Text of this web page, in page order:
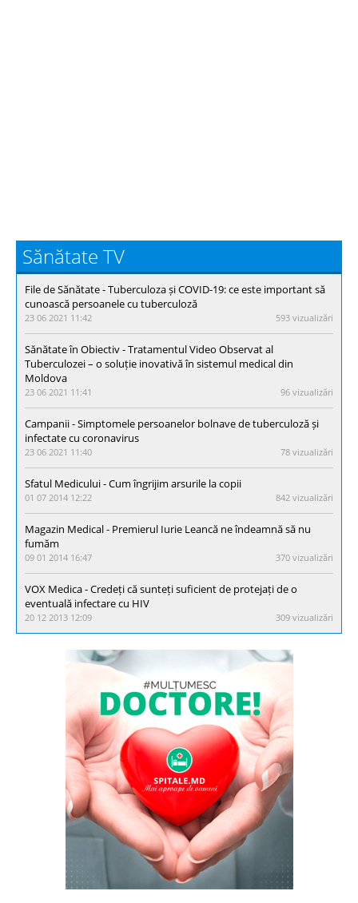
Sănătate TV
File de Sănătate - Тuberculoza și COVID-19: ce este important să
cunoască persoanele cu tuberculoză
23 06 2021 11:42 593 vizualizări
Sănătate în Obiectiv - Tratamentul Video Observat al
Tuberculozei – o soluție inovativă în sistemul medical din
Moldova
23 06 2021 11:41 96 vizualizări
Campanii - Simptomele persoanelor bolnave de tuberculoză și
infectate cu coronavirus
23 06 2021 11:40 78 vizualizări
Sfatul Medicului - Cum îngrijim arsurile la copii
01 07 2014 12:22 842 vizualizări
Magazin Medical - Premierul Iurie Leancă ne îndeamnă să nu
fumăm
09 01 2014 16:47 370 vizualizări
VOX Medica - Credeți că sunteți suficient de protejați de o
eventuală infectare cu HIV
20 12 2013 12:09 309 vizualizări